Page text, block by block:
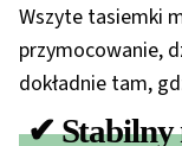
Wszyte tasiemki
przymocowanie,
dokładnie tam,
✔ Stabilny